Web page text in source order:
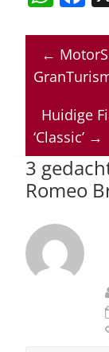
h
at
s
p
p
a
c
e
o
o
k
←
Huidige
‘Classic’ →
3
Romeo